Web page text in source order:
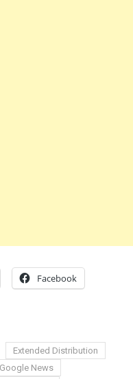
Facebook
Extended Distribution
Google News